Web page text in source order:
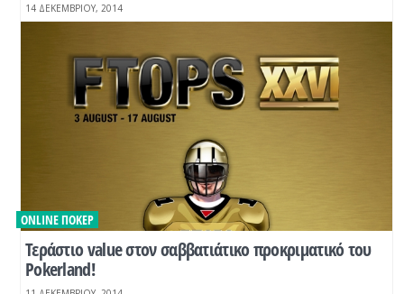
14 ΔΕΚΕΜΒΡΊΟΥ, 2014
Τεράστιο value στον σαββατιάτικο προκριματικό του
Pokerland!
ONLINE ΠΌΚΕΡ